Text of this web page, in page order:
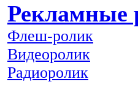
Рекламные
Флеш-ролик
Видеоролик
Радиоролик